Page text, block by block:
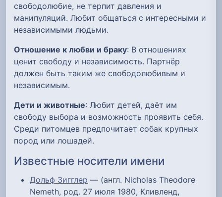
свободолюбие, не терпит давления и
манипуляций. Любит общаться с интересными и
независимыми людьми.
Отношение к любви и браку: В отношениях
ценит свободу и независимость. Партнёр
должен быть таким же свободолюбивым и
независимым.
Дети и животные: Любит детей, даёт им
свободу выбора и возможность проявить себя.
Среди питомцев предпочитает собак крупных
пород или лошадей.
Известные носители имени
Дольф Зигглер — (англ. Nicholas Theodore
Nemeth, род. 27 июля 1980, Кливленд,